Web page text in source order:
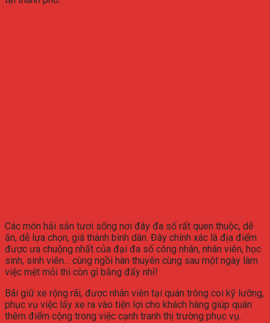
Các món hải sản tươi sống nơi đây đa số rất quen thuộc, dễ
ăn, dễ lựa chọn, giá thành bình dân. Đây chính xác là địa điểm
được ưa chuộng nhất của đại đa số công nhân, nhân viên, học
sinh, sinh viên… cùng ngồi hàn thuyên cùng sau một ngày làm
việc mệt mỏi thì còn gì bằng đấy nhỉ!
Bãi giữ xe rộng rãi, được nhân viên tại quán trông coi kỹ lưỡng,
phục vụ việc lấy xe ra vào tiện lợi cho khách hàng giúp quán
thêm điểm cộng trong việc cạnh tranh thị trường phục vụ.